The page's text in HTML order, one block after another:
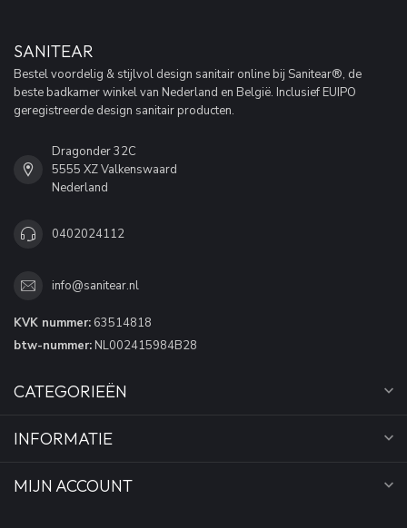
SANITEAR
Bestel voordelig & stijlvol design sanitair online bij Sanitear®, de
beste badkamer winkel van Nederland en België. Inclusief EUIPO
geregistreerde design sanitair producten.
Dragonder 32C
5555 XZ Valkenswaard
Nederland
0402024112
info@sanitear.nl
KVK nummer: 63514818
btw-nummer: NL002415984B28
CATEGORIEËN
INFORMATIE
MIJN ACCOUNT